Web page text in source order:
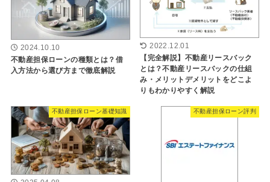
2024.10.10
不動産担保ローンの種類とは？借
入方法から選び方まで徹底解説
2022.12.01
【完全解説】不動産リースバック
とは？不動産リースバックの仕組
み・メリットデメリットをどこよ
りもわかりやすく解説
不動産担保ローン基礎知識 不動産担保ローン評判